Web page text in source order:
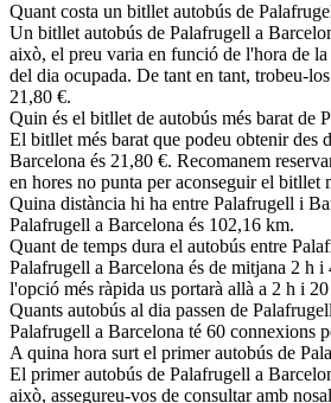
Quant costa un bitllet autobús de
Un bitllet autobús de Palafrugell a
això, el preu varia en funció de l'hora de
del dia ocupada. De tant en tant, trobeu-
21,80 €.
Quin és el bitllet de autobús més barat de
El bitllet més barat que podeu obtenir des
Barcelona és 21,80 €. Recomanem
en hores no punta per aconseguir el bitllet
Quina distància hi ha entre Palafrugell i
Palafrugell a Barcelona és 102,16 km.
Quant de temps dura el autobús entre
Palafrugell a Barcelona és de mitjana 2 h
l'opció més ràpida us portarà allà a 2 h i
Quants autobús al dia passen de
Palafrugell a Barcelona té 60 connexions
A quina hora surt el primer autobús de
El primer autobús de Palafrugell a
això, assegureu-vos de consultar amb